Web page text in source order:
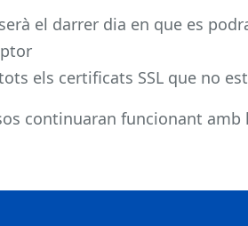
serà el darrer dia en que es
els certificats SSL que no
continuaran funcionant amb